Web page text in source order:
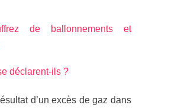
de ballonnements et
déclarent-ils ?
d’un excès de gaz dans